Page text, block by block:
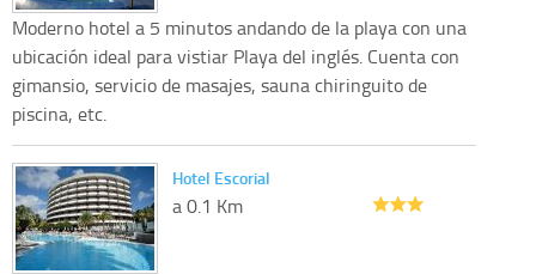
Moderno hotel a 5 minutos andando de la playa con una
ubicación ideal para vistiar Playa del inglés. Cuenta con
gimansio, servicio de masajes, sauna chiringuito de
piscina, etc.
Hotel Escorial
a 0.1 Km